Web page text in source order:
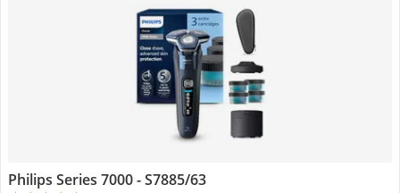
Philips Series 7000 - S7885/63